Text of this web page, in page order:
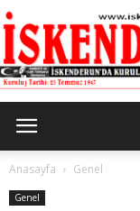
Anasayfa Genel
Genel